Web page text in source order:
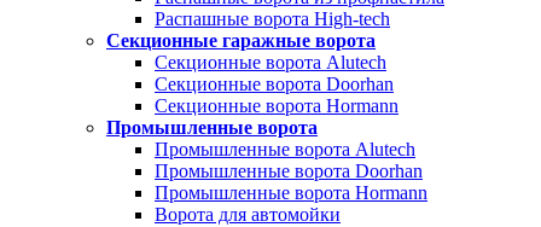
Распашные ворота High-tech
Секционные гаражные ворота
Секционные ворота Alutech
Секционные ворота Doorhan
Секционные ворота Hormann
Промышленные ворота
Промышленные ворота Alutech
Промышленные ворота Doorhan
Промышленные ворота Hormann
Ворота для автомойки